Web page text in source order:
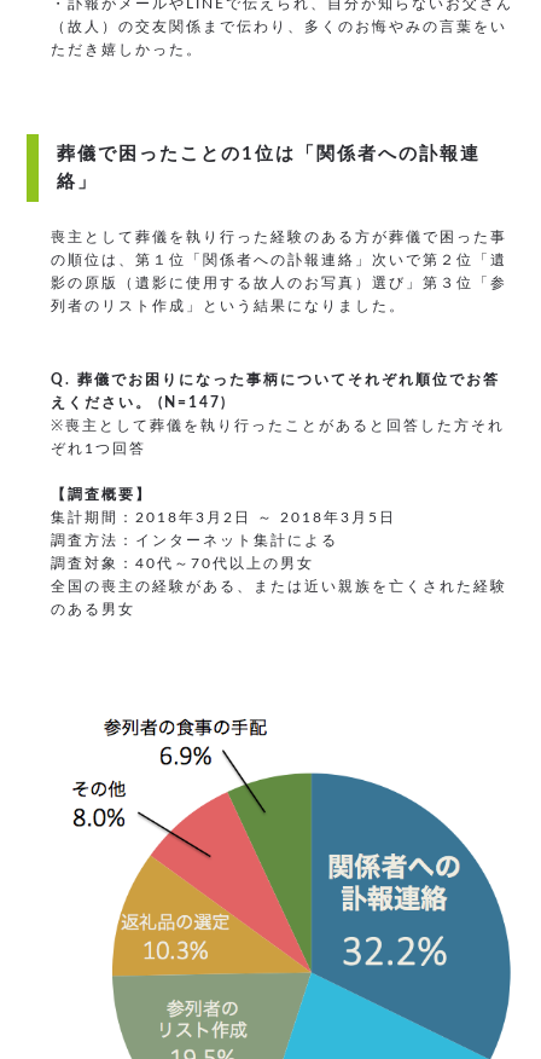
・訃報がメールやLINEで伝えられ、自分が知らないお父さん
（故人）の交友関係まで伝わり、多くのお悔やみの言葉をい
ただき嬉しかった。
葬儀で困ったことの1位は「関係者への訃報連
絡」
喪主として葬儀を執り行った経験のある方が葬儀で困った事
の順位は、第１位「関係者への訃報連絡」次いで第２位「遺
影の原版（遺影に使用する故人のお写真）選び」第３位「参
列者のリスト作成」という結果になりました。
Q. 葬儀でお困りになった事柄についてそれぞれ順位でお答
えください。 (N=147)
※喪主として葬儀を執り行ったことがあると回答した方それ
ぞれ1つ回答
【調査概要】
集計期間：2018年3月2日 ～ 2018年3月5日
調査方法：インターネット集計による
調査対象：40代～70代以上の男女
全国の喪主の経験がある、または近い親族を亡くされた経験
のある男女